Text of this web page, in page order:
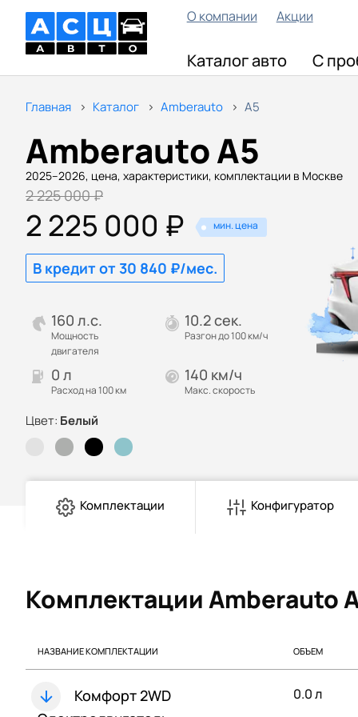
О компании Акции
Каталог авто С
Главная Каталог Amberauto A5
Amberauto A5
2025–2026, цена, характеристики, комплектации в Москве
2 225 000 ₽
2 225 000 ₽ мин. цена
В кредит от 30 840 ₽/мес.
160 л.с.
Мощность
двигателя
10.2 сек.
Разгон до 100 км/ч
0 л
Расход на 100 км
140 км/ч
Макс. скорость
Цвет: Белый
Комплектации Конфигуратор
Комплектации Amberauto
НАЗВАНИЕ КОМПЛЕКТАЦИИ ОБЪЕМ
Комфорт 2WD
0.0 л